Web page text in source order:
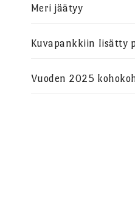
Meri jäätyy
Kuvapankkiin lisätty
Vuoden 2025